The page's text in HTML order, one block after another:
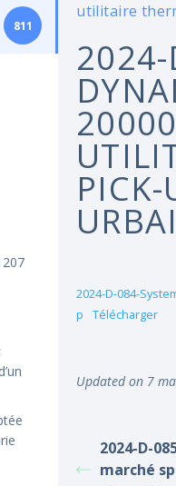
811
utilitaire
2024-
PICK-
2024-D-084-
p
Télécharger
Updated on 7
2024-D-
marché